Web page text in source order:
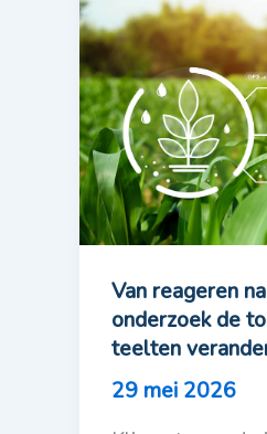
Van reageren
onderzoek de
teelten
29 mei 2026